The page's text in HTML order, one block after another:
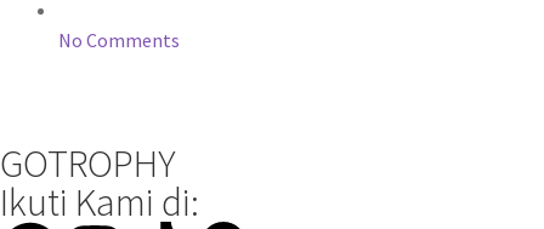
No Comments
GOTROPHY
Ikuti Kami di: